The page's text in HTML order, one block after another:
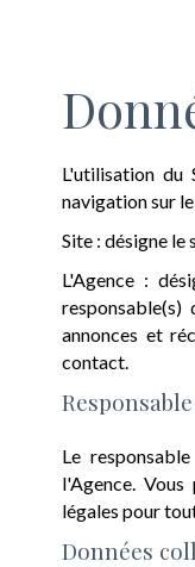
L'utilisation du
navigation sur
Site : désigne
L'Agence :
annonces et
contact.
Le
l'Agence.
légales pour
Données